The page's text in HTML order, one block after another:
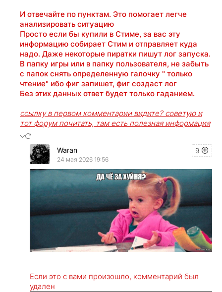
И отвечайте по пунктам. Это помогает легче
анализировать ситуацию
Просто если бы купили в Стиме, за вас эту
информацию собирает Стим и отправляет куда
надо. Даже некоторые пиратки пишут лог запуска.
В папку игры или в папку пользователя, не забыть
с папок снять определенную галочку " только
чтение" ибо фиг запишет, фиг создаст лог
Без этих данных ответ будет только гаданием.
ссылку в первом комментарии видите? советую и
тот форум почитать, там есть полезная информация
9
Waran
24 мая 2026 19:56
Если это с вами произошло, комментарий был
удален